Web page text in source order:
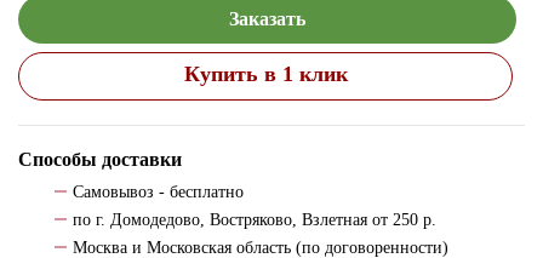
Заказать
Купить в 1 клик
Способы доставки
Самовывоз - бесплатно
по г. Домодедово, Востряково, Взлетная от 250 р.
Москва и Московская область (по договоренности)